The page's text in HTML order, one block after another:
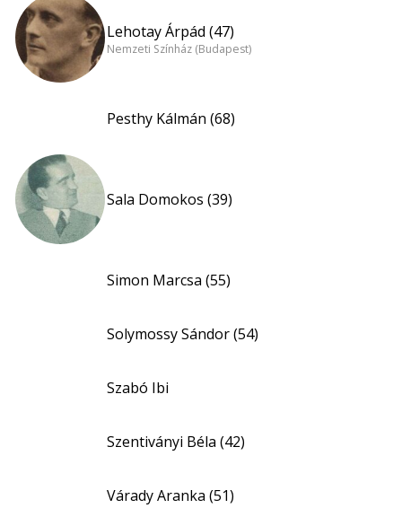
Lehotay Árpád (47)
Nemzeti Színház (Budapest)
Pesthy Kálmán (68)
Sala Domokos (39)
Simon Marcsa (55)
Solymossy Sándor (54)
Szabó Ibi
Szentiványi Béla (42)
Várady Aranka (51)